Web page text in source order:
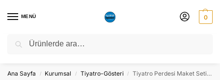
MENÜ 0
NATO ZİRVESİ NEDENİYLE 06-10 TEMMUZ TARİHLERİ ARASINDA
Ana Sayfa / Kurumsal / Tiyatro-Gösteri / Tiyatro Perdesi Maket Seti Dekor – Süs